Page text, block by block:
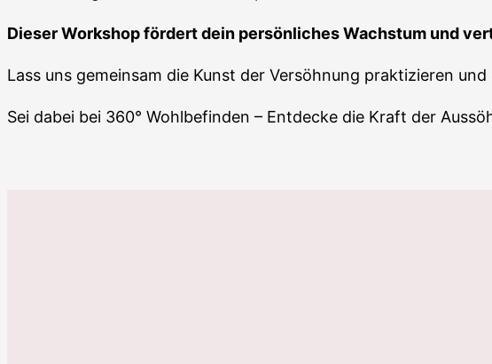
Dieser Workshop fördert dein persönliches Wachstum und
Lass uns gemeinsam die Kunst der Versöhnung praktizieren
Sei dabei bei 360° Wohlbefinden – Entdecke die Kraft der